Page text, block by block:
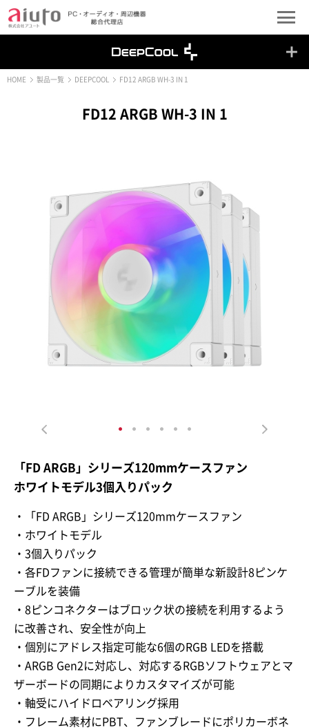
HOME 製品一覧 DEEPCOOL FD12 ARGB WH-3 IN 1
FD12 ARGB WH-3 IN 1
「FD ARGB」シリーズ120mmケースファン
ホワイトモデル3個入りパック
・「FD ARGB」シリーズ120mmケースファン
・ホワイトモデル
・3個入りパック
・各FDファンに接続できる管理が簡単な新設計8ピンケ
ーブルを装備
・8ピンコネクターはブロック状の接続を利用するよう
に改善され、安全性が向上
・個別にアドレス指定可能な6個のRGB LEDを搭載
・ARGB Gen2に対応し、対応するRGBソフトウェアとマ
ザーボードの同期によりカスタマイズが可能
・軸受にハイドロベアリング採用
・フレーム素材にPBT、ファンブレードにポリカーボネ